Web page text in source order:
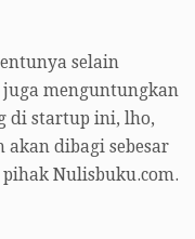
selain
menguntungkan
di startup ini, lho,
dibagi sebesar
Nulisbuku.com.